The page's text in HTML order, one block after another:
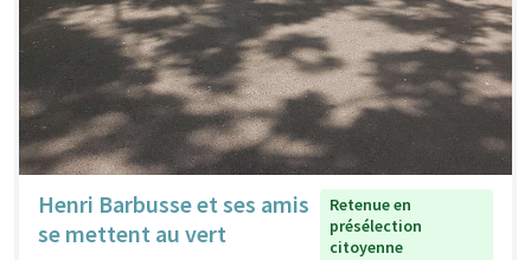
Henri Barbusse et ses amis
se mettent au vert
Retenue en
présélection
citoyenne